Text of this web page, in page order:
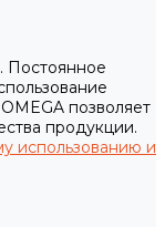
Постоянное
позволяет
продукции.
использованию и